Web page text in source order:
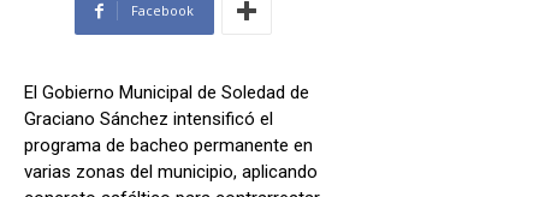
Facebook
El Gobierno Municipal de Soledad de
Graciano Sánchez intensificó el
programa de bacheo permanente en
varias zonas del municipio, aplicando